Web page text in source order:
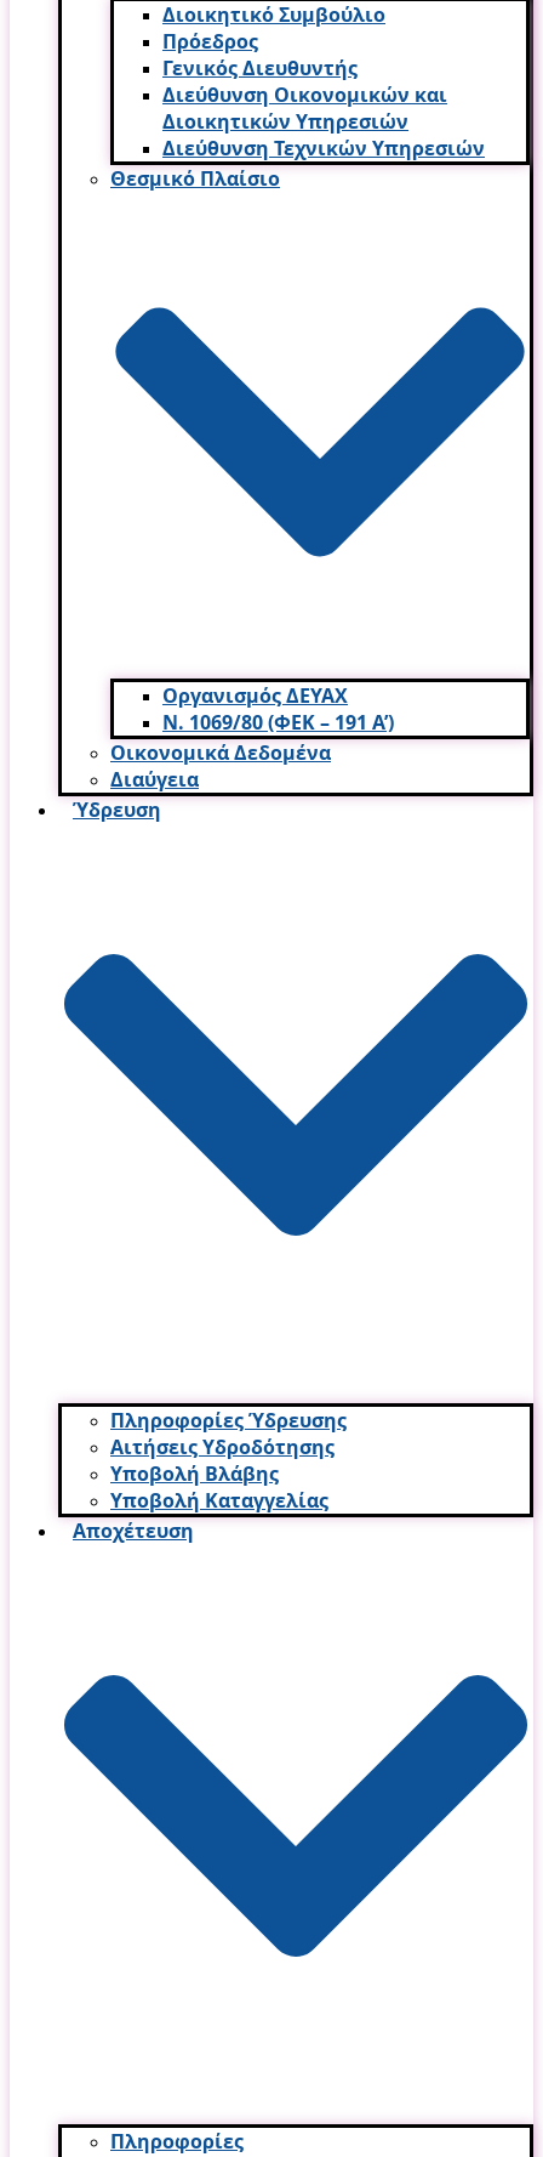
Διοικητικό Συμβούλιο
Πρόεδρος
Γενικός Διευθυντής
Διεύθυνση Οικονομικών και
Διοικητικών Υπηρεσι­ών
Διεύθυνση Τεχνικών Υπηρεσιών
Θεσμικό Πλαίσιο
Οργανισμός ΔΕΥΑΧ
Ν. 1069/80 (ΦΕΚ – 191 Α’)
Οικονομικά Δεδομένα
Διαύγεια
Ύδρευση
Πληροφορίες Ύδρευσης
Αιτήσεις Υδροδότησης
Υποβολή Βλάβης
Υποβολή Καταγγελίας
Αποχέτευση
Πληροφορίες